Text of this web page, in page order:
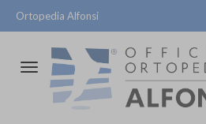
Ortopedia Alfonsi
Attiva/disattiva
navigazione